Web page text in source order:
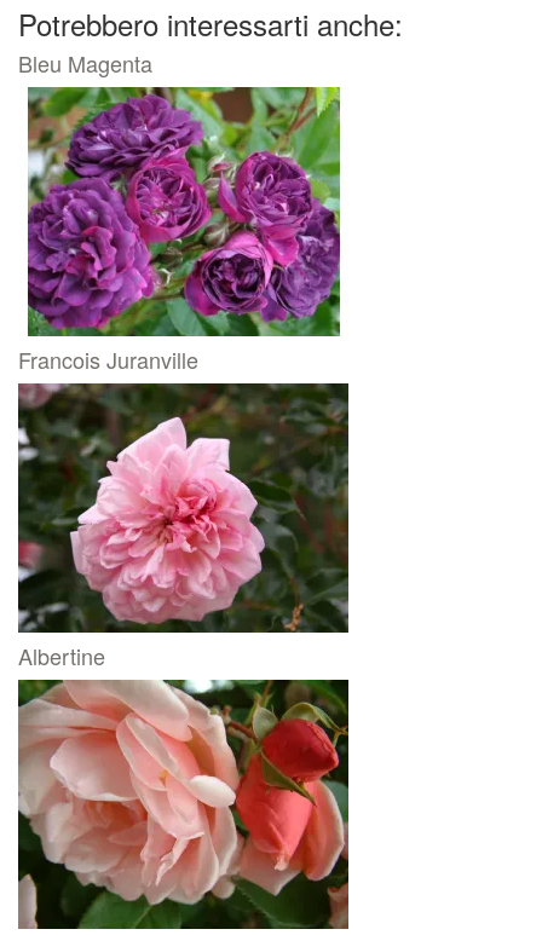
Potrebbero interessarti anche:
Bleu Magenta
Francois Juranville
Albertine